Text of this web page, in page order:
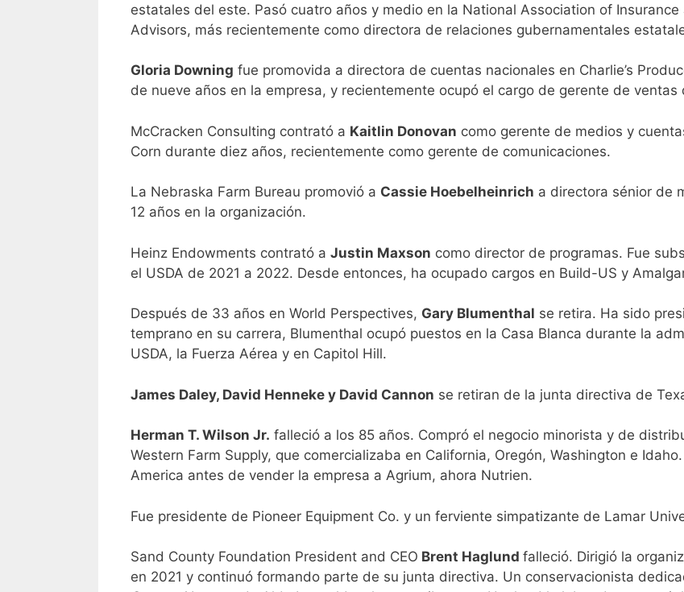
estatales del este. Pasó cuatro años y medio en la National Association of Insurance
Advisors, más recientemente como directora de relaciones gubernamentales
Gloria Downing fue promovida a directora de cuentas nacionales en Charlie’s
de nueve años en la empresa, y recientemente ocupó el cargo de gerente de ventas
McCracken Consulting contrató a Kaitlin Donovan como gerente de medios y
Corn durante diez años, recientemente como gerente de comunicaciones.
La Nebraska Farm Bureau promovió a Cassie Hoebelheinrich a directora sénior de
12 años en la organización.
Heinz Endowments contrató a Justin Maxson como director de programas. Fue
el USDA de 2021 a 2022. Desde entonces, ha ocupado cargos en Build-US y
Después de 33 años en World Perspectives, Gary Blumenthal se retira. Ha sido
temprano en su carrera, Blumenthal ocupó puestos en la Casa Blanca durante la
USDA, la Fuerza Aérea y en Capitol Hill.
James Daley, David Henneke y David Cannon se retiran de la junta directiva de
Herman T. Wilson Jr. falleció a los 85 años. Compró el negocio minorista y de
Western Farm Supply, que comercializaba en California, Oregón, Washington e
America antes de vender la empresa a Agrium, ahora Nutrien.
Fue presidente de Pioneer Equipment Co. y un ferviente simpatizante de Lamar
Sand County Foundation President and CEO Brent Haglund falleció. Dirigió la
en 2021 y continuó formando parte de su junta directiva. Un conservacionista